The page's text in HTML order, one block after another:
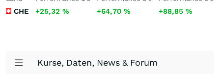
CHE +25,32 % +64,70% +88,85 %
Kurse, Daten, News & Forum